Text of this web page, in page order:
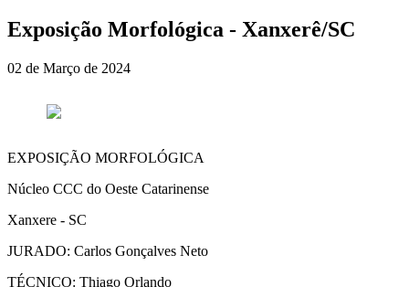
Exposição Morfológica - Xanxerê/SC
02 de Março de 2024
EXPOSIÇÃO MORFOLÓGICA
Núcleo CCC do Oeste Catarinense
Xanxere - SC
JURADO: Carlos Gonçalves Neto
TÉCNICO: Thiago Orlando